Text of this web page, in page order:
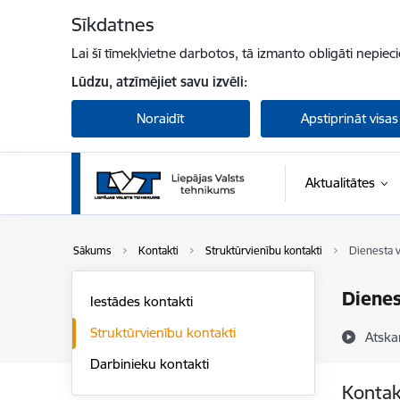
Sīkdatnes
Lai šī tīmekļvietne darbotos, tā izmanto obligāti
Lūdzu, atzīmējiet savu izvēli:
Noraidīt Apstiprināt visas
Aktualitātes
Sākums Kontakti Struktūrvienību kontakti Dienesta
Iestādes kontakti
Struktūrvienību kontakti
Darbinieku kontakti